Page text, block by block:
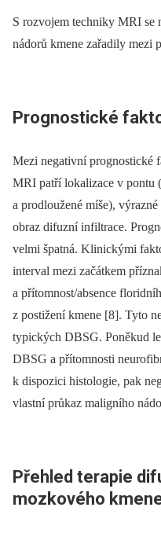
S rozvojem techniky MRI se
nádorů kmene zařadily mezi
Prognostické
Mezi negativní prognostické
MRI patří lokalizace v pontu
a prodloužené míše),
obraz difuzní infiltrace.
velmi špatná. Klinickými
interval mezi začátkem
a přítomnost/absence
z postižení kmene [8]. Tyto
typických DBSG. Poněkud
DBSG a přítomnosti
k dispozici histologie, pak
vlastní průkaz maligního
Přehled terapie
mozkového